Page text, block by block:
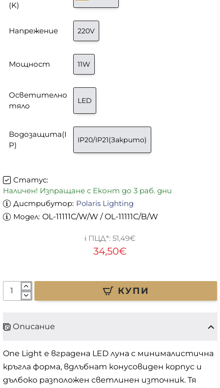
Статус:
Наличен! Изпращане с Еконт до 3 раб. дни
Дистрибутор: Polaris Lighting
Модел: OL-11111C/W/W / OL-11111C/B/W
34,50€
51,49€
(K)
Напрежение 220V
Мощност 11W
Осветително
тяло
LED
Водозащита(I
P)
IP20/IP21(Закрито)
КУПИ
Описание
One Light е вградена LED луна с минималистична
кръгла форма, вдлъбнат конусовиден корпус и
дълбоко разположен светлинен източник. Тя